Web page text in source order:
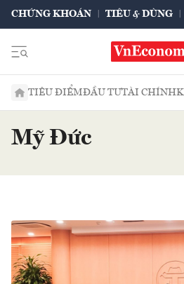
CHỨNG KHOÁN TIÊU & DÙNG
TIÊU ĐIỂMĐẦU TƯTÀI CHÍNH
Mỹ Đức